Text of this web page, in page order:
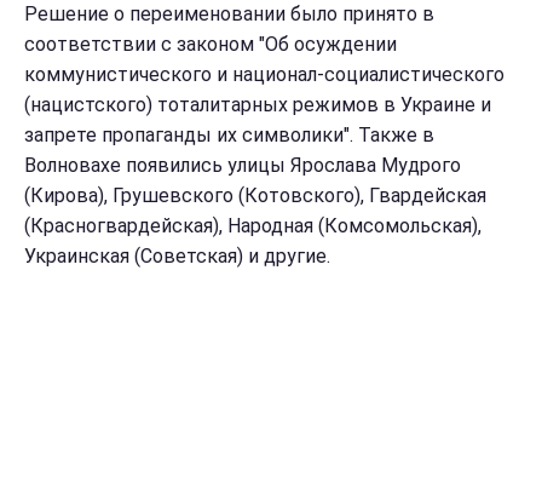
Решение о переименовании было принято в
соответствии с законом "Об осуждении
коммунистического и национал-социалистического
(нацистского) тоталитарных режимов в Украине и
запрете пропаганды их символики". Также в
Волновахе появились улицы Ярослава Мудрого
(Кирова), Грушевского (Котовского), Гвардейская
(Красногвардейская), Народная (Комсомольская),
Украинская (Советская) и другие.